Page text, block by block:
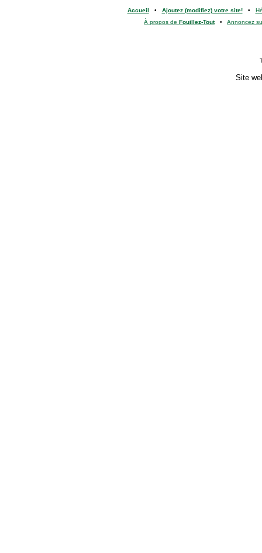
Accueil • Ajoutez (modifiez) votre site!•
À propos de Fouillez-Tout• Annoncez
Site